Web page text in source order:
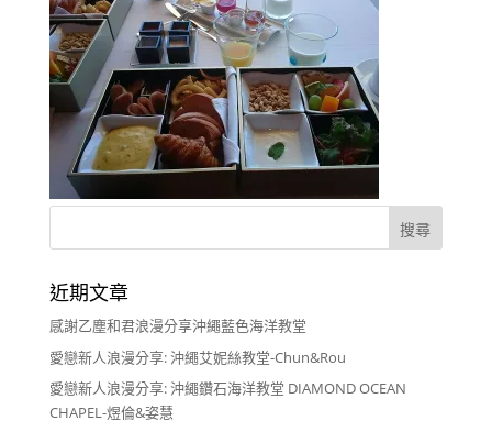
近期文章
感謝乙塵和君浪漫分享沖繩藍色海洋教堂
愛戀新人浪漫分享: 沖繩艾妮絲教堂-Chun&Rou
愛戀新人浪漫分享: 沖繩鑽石海洋教堂 DIAMOND OCEAN
CHAPEL-煜倫&姿慧